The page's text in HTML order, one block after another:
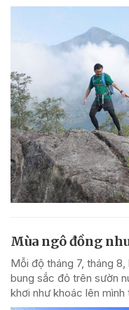
Mùa ngô đồng
Mỗi độ tháng 7, tháng
bung sắc đỏ trên sườn
khơi như khoác lên mình